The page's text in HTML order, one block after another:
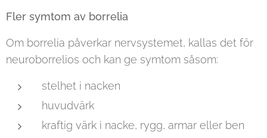
Fler symtom av borrelia
Om borrelia påverkar nervsystemet, kallas det för
neuroborrelios och kan ge symtom såsom:
stelhet i nacken
huvudvärk
kraftig värk i nacke, rygg, armar eller ben